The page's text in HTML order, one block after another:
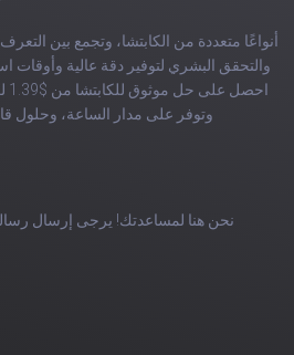
والتحقق البشري لتوفير دقة عالية
وتوفر على مدار الساعة، وحلول
نحن هنا لمساعدتك! يرجى إرسال